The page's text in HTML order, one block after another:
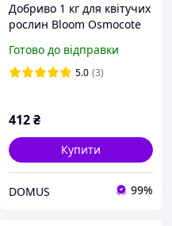
Добриво 1 кг для квітучих
рослин Bloom Osmocote
Готово до відправки
5.0 (3)
412₴
Купити
DOMUS 99%